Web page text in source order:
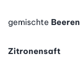
gemischte Beeren
Zitronensaft